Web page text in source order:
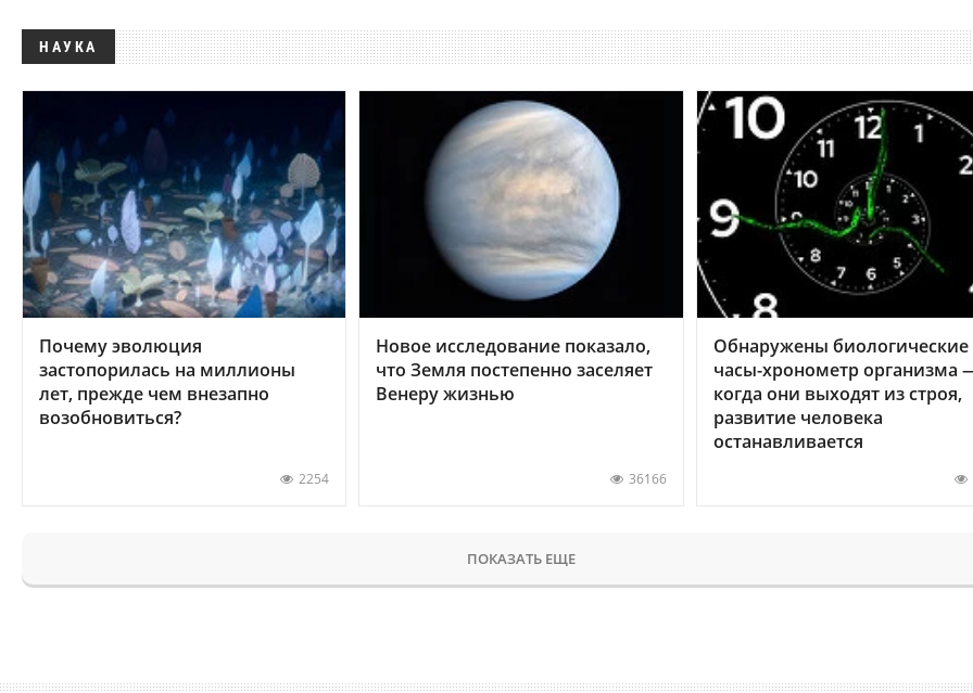
НАУКА
Почему эволюция
застопорилась на миллионы
лет, прежде чем внезапно
возобновиться?
2254
Новое исследование показало,
что Земля постепенно заселяет
Венеру жизнью
36166
Обнаружены биологические
часы-хронометр организма
когда они выходят из строя,
развитие человека
останавливается
ПОКАЗАТЬ ЕЩЕ